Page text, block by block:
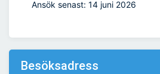
Ansök senast: 14 juni 2026
Besöksadress